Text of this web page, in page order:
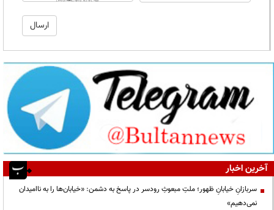
آخرین اخبار
سربازانِ خیابانِ ظهور؛ ملتِ مبعوثِ رودسر در پاسخ به دشمن: «خیابان‌ها را به ناامیدان
نمی‌دهیم»